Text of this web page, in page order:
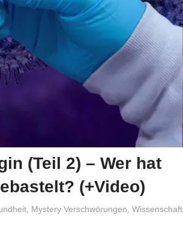
(Teil 2) – Wer hat
(+Video)
, Mystery Verschwörungen Wissenschaft